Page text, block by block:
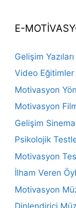
E-
Gelişim Yazıları
Video Eğitimler
Motivasyon
Motivasyon
Gelişim
Psikolojik
Motivasyon
İlham Veren
Motivasyon
Dinlendirici